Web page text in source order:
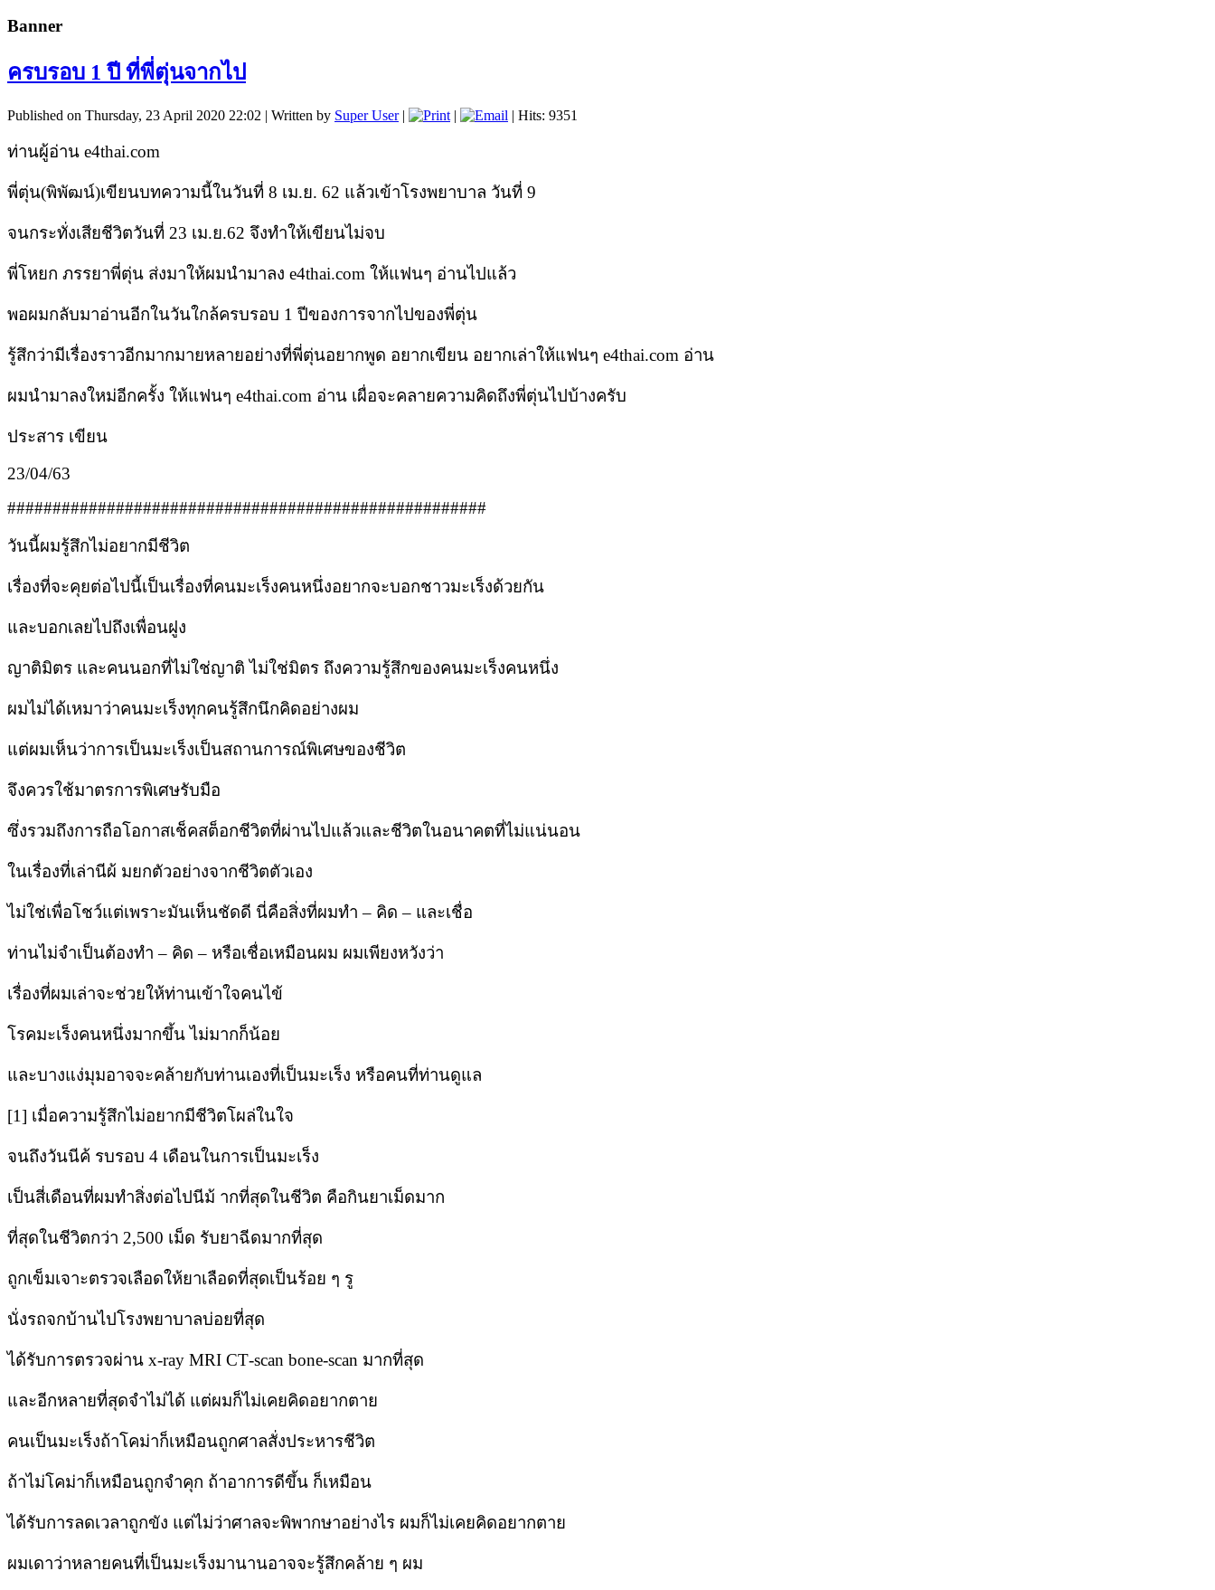
Banner
ครบรอบ 1 ปี ที่พี่ตุ่นจากไป
Published on Thursday, 23 April 2020 22:02 | Written by Super User| | | Hits: 9351
ท่านผู้อ่าน e4thai.com
พี่ตุ่น(พิพัฒน์)เขียนบทความนี้ในวันที่ 8 เม.ย. 62 แล้วเข้าโรงพยาบาล วันที่ 9
จนกระทั่งเสียชีวิตวันที่ 23 เม.ย.62 จึงทำให้เขียนไม่จบ
พี่โหยก ภรรยาพี่ตุ่น ส่งมาให้ผมนำมาลง e4thai.com ให้แฟนๆ อ่านไปแล้ว
พอผมกลับมาอ่านอีกในวันใกล้ครบรอบ 1 ปีของการจากไปของพี่ตุ่น
รู้สึกว่ามีเรื่องราวอีกมากมายหลายอย่างที่พี่ตุ่นอยากพูด อยากเขียน อยากเล่าให้แฟนๆ e4thai.com อ่าน
ผมนำมาลงใหม่อีกครั้ง ให้แฟนๆ e4thai.com อ่าน เผื่อจะคลายความคิดถึงพี่ตุ่นไปบ้างครับ
ประสาร เขียน
23/04/63
#####################################################
วันนี้ผมรู้สึกไม่อยากมีชีวิต
เรื่องที่จะคุยต่อไปนี้เป็นเรื่องที่คนมะเร็งคนหนึ่งอยากจะบอกชาวมะเร็งด้วยกัน
และบอกเลยไปถึงเพื่อนฝูง
ญาติมิตร และคนนอกที่ไม่ใช่ญาติ ไม่ใช่มิตร ถึงความรู้สึกของคนมะเร็งคนหนึ่ง
ผมไม่ได้เหมาว่าคนมะเร็งทุกคนรู้สึกนึกคิดอย่างผม
แต่ผมเห็นว่าการเป็นมะเร็งเป็นสถานการณ์พิเศษของชีวิต
จึงควรใช้มาตรการพิเศษรับมือ
ซึ่งรวมถึงการถือโอกาสเช็คสต็อกชีวิตที่ผ่านไปแล้วและชีวิตในอนาคตที่ไม่แน่นอน
ในเรื่องที่เล่านีผ้ มยกตัวอย่างจากชีวิตตัวเอง
ไม่ใช่เพื่อโชว์แต่เพราะมันเห็นชัดดี นี่คือสิ่งที่ผมทำ – คิด – และเชื่อ
ท่านไม่จำเป็นต้องทำ – คิด – หรือเชื่อเหมือนผม ผมเพียงหวังว่า
เรื่องที่ผมเล่าจะช่วยให้ท่านเข้าใจคนไข้
โรคมะเร็งคนหนึ่งมากขึ้น ไม่มากก็น้อย
และบางแง่มุมอาจจะคล้ายกับท่านเองที่เป็นมะเร็ง หรือคนที่ท่านดูแล
[1] เมื่อความรู้สึกไม่อยากมีชีวิตโผล่ในใจ
จนถึงวันนีค้ รบรอบ 4 เดือนในการเป็นมะเร็ง
เป็นสี่เดือนที่ผมทำสิ่งต่อไปนีม้ ากที่สุดในชีวิต คือกินยาเม็ดมาก
ที่สุดในชีวิตกว่า 2,500 เม็ด รับยาฉีดมากที่สุด
ถูกเข็มเจาะตรวจเลือดให้ยาเลือดที่สุดเป็นร้อย ๆ รู
นั่งรถจกบ้านไปโรงพยาบาลบ่อยที่สุด
ได้รับการตรวจผ่าน x‐ray MRI CT‐scan bone‐scan มากที่สุด
และอีกหลายที่สุดจำไม่ได้ แต่ผมก็ไม่เคยคิดอยากตาย
คนเป็นมะเร็งถ้าโคม่าก็เหมือนถูกศาลสั่งประหารชีวิต
ถ้าไม่โคม่าก็เหมือนถูกจำคุก ถ้าอาการดีขึ้น ก็เหมือน
ได้รับการลดเวลาถูกขัง แต่ไม่ว่าศาลจะพิพากษาอย่างไร ผมก็ไม่เคยคิดอยากตาย
ผมเดาว่าหลายคนที่เป็นมะเร็งมานานอาจจะรู้สึกคล้าย ๆ ผม